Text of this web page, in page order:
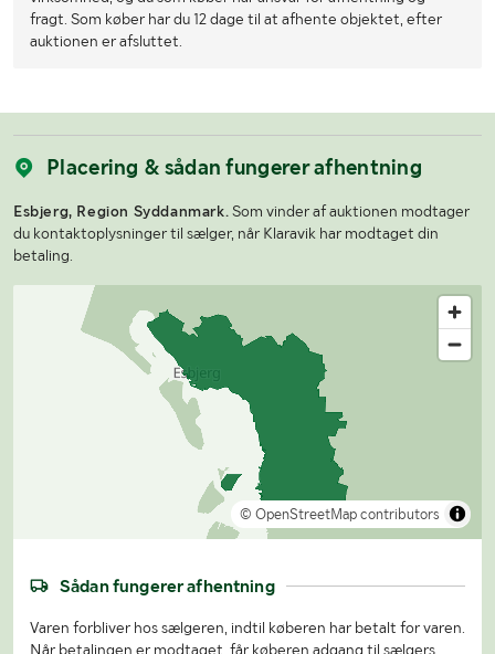
fragt. Som køber har du 12 dage til at afhente objektet, efter
auktionen er afsluttet.
Placering & sådan fungerer afhentning
Esbjerg, Region Syddanmark. Som vinder af auktionen modtager
du kontaktoplysninger til sælger, når Klaravik har modtaget din
betaling.
© OpenStreetMap contributors
Sådan fungerer afhentning
Varen forbliver hos sælgeren, indtil køberen har betalt for varen.
Når betalingen er modtaget, får køberen adgang til sælgers